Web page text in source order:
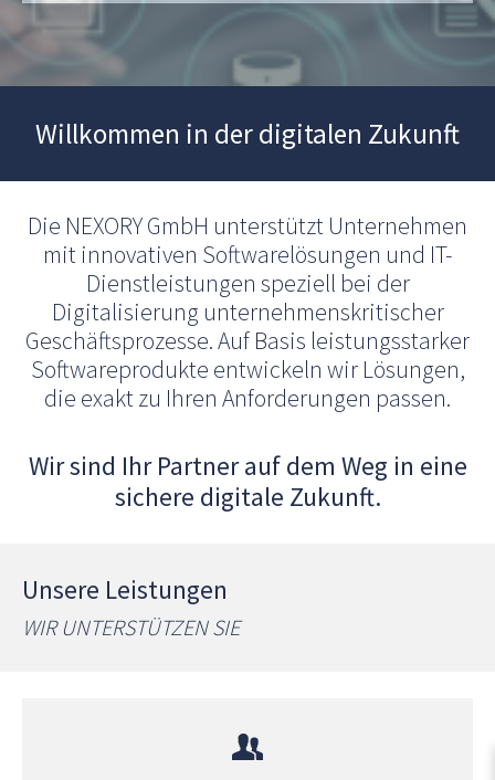
Willkommen in der digitalen Zukunft
Die NEXORY GmbH unterstützt Unternehmen
mit innovativen Softwarelösungen und IT-
Dienstleistungen speziell bei der
Digitalisierung unternehmenskritischer
Geschäftsprozesse. Auf Basis leistungsstarker
Softwareprodukte entwickeln wir Lösungen,
die exakt zu Ihren Anforderungen passen.
Wir sind Ihr Partner auf dem Weg in eine
sichere digitale Zukunft.
Unsere Leistungen
WIR UNTERSTÜTZEN SIE